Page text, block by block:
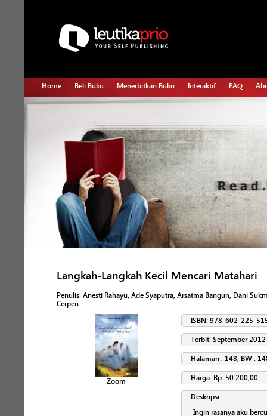
Home Beli Buku Menerbitkan Buku Interaktif FAQ
Langkah-Langkah Kecil Mencari Matahari
Penulis: Anesti Rahayu, Ade Syaputra, Arsatma Bangun, Dani
Cerpen
Zoom
ISBN: 978-602-225-
Terbit: September 2012
Halaman : 148, BW :
Harga: Rp. 50.200,00
Deskripsi:
Ingin rasanya aku